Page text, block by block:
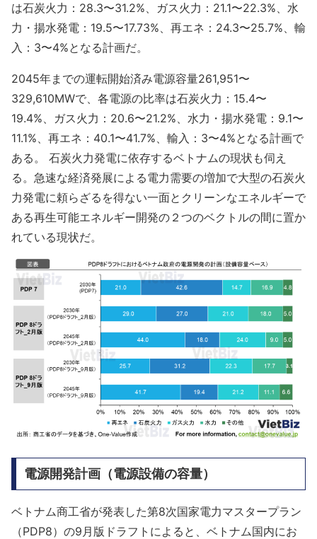
は石炭火力：28.3〜31.2%、ガス火力：21.1〜22.3%、水
力・揚水発電：19.5〜17.73%、再エネ：24.3〜25.7%、輸
入：3〜4%となる計画だ。
2045年までの運転開始済み電源容量261,951〜
329,610MWで、各電源の比率は石炭火力：15.4〜
19.4%、ガス火力：20.6〜21.2%、水力・揚水発電：9.1〜
11.1%、再エネ：40.1〜41.7%、輸入：3〜4%となる計画で
ある。 石炭火力発電に依存するベトナムの現状も伺え
る。急速な経済発展による電力需要の増加で大型の石炭火
力発電に頼らざるを得ない一面とクリーンなエネルギーで
ある再生可能エネルギー開発の２つのベクトルの間に置か
れている現状だ。
電源開発計画（電源設備の容量）
ベトナム商工省が発表した第8次国家電力マスタープラン
（PDP8）の9月版ドラフトによると、ベトナム国内にお